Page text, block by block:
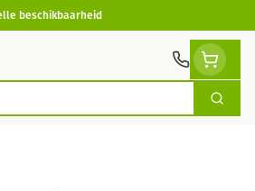
beschikbaarheid
Zoek